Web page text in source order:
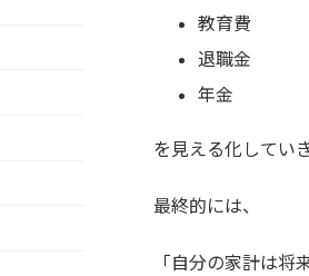
教育費
退職金
年金
を見える化していき
最終的には、
「自分の家計は将